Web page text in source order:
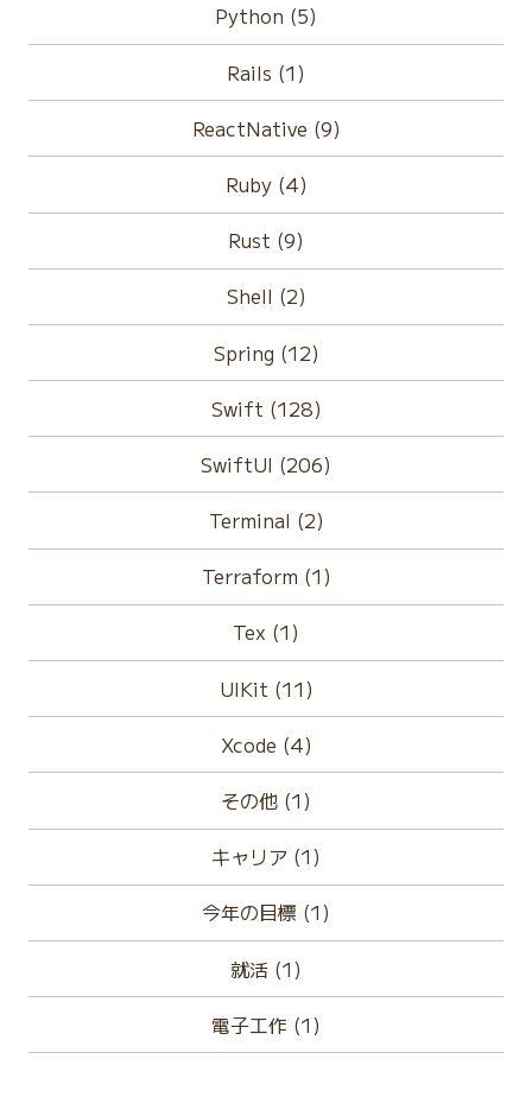
Python (5)
Rails (1)
ReactNative (9)
Ruby (4)
Rust (9)
Shell (2)
Spring (12)
Swift (128)
SwiftUI (206)
Terminal (2)
Terraform (1)
Tex (1)
UIKit (11)
Xcode (4)
その他 (1)
キャリア (1)
今年の目標 (1)
就活 (1)
電子工作 (1)